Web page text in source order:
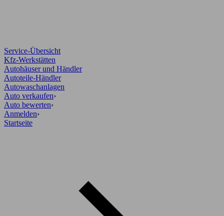
Service-Übersicht
Kfz-Werkstätten
Autohäuser und Händler
Autoteile-Händler
Autowaschanlagen
Auto verkaufen›
Auto bewerten›
Anmelden›
Startseite